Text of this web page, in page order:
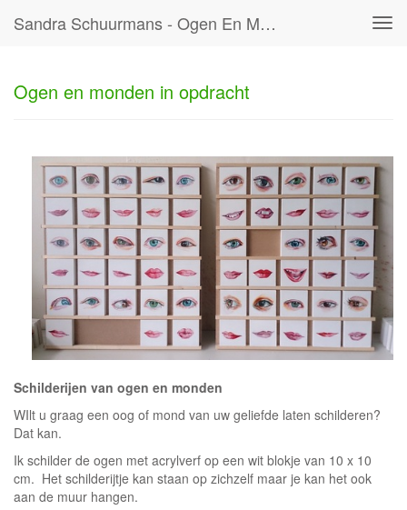
Sandra Schuurmans - Ogen En Monden In Opdracht
Ogen en monden in opdracht
Schilderijen van ogen en monden
WIlt u graag een oog of mond van uw geliefde laten schilderen?
Dat kan.
Ik schilder de ogen met acrylverf op een wit blokje van 10 x 10
cm. Het schilderijtje kan staan op zichzelf maar je kan het ook
aan de muur hangen.